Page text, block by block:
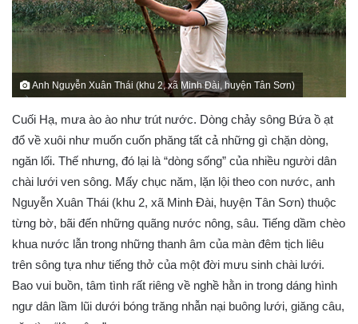
Anh Nguyễn Xuân Thái (khu 2, xã Minh Đài, huyện Tân Sơn)
Cuối Hạ, mưa ào ào như trút nước. Dòng chảy sông Bứa ồ ạt
đổ về xuôi như muốn cuốn phăng tất cả những gì chặn dòng,
ngăn lối. Thế nhưng, đó lại là “dòng sống” của nhiều người dân
chài lưới ven sông. Mấy chục năm, lặn lội theo con nước, anh
Nguyễn Xuân Thái (khu 2, xã Minh Đài, huyện Tân Sơn) thuộc
từng bờ, bãi đến những quãng nước nông, sâu. Tiếng dầm chèo
khua nước lẫn trong những thanh âm của màn đêm tịch liêu
trên sông tựa như tiếng thở của một đời mưu sinh chài lưới.
Bao vui buồn, tâm tình rất riêng về nghề hằn in trong dáng hình
ngư dân lầm lũi dưới bóng trăng nhẫn nại buông lưới, giăng câu,